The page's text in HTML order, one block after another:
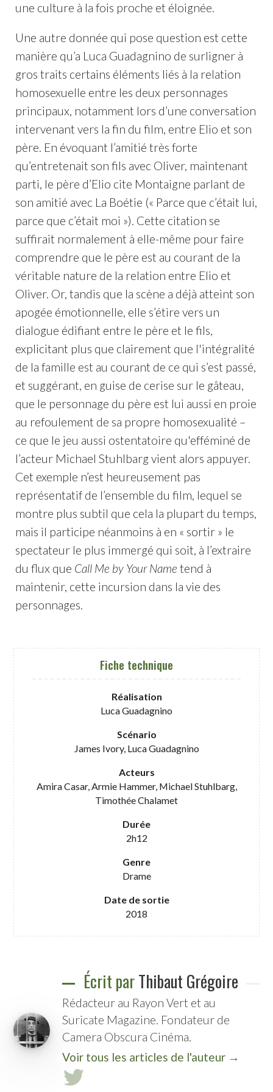
Fiche technique
Réalisation
Luca Guadagnino
Scénario
James Ivory, Luca Guadagnino
Acteurs
Amira Casar, Armie Hammer, Michael Stuhlbarg,
Timothée Chalamet
Durée
2h12
Genre
Drame
Date de sortie
2018
une culture à la fois proche et éloignée.
Une autre donnée qui pose question est cette
manière qu’a Luca Guadagnino de surligner à
gros traits certains éléments liés à la relation
homosexuelle entre les deux personnages
principaux, notamment lors d’une conversation
intervenant vers la fin du film, entre Elio et son
père. En évoquant l’amitié très forte
qu’entretenait son fils avec Oliver, maintenant
parti, le père d’Elio cite Montaigne parlant de
son amitié avec La Boétie (« Parce que c’était lui,
parce que c’était moi »). Cette citation se
suffirait normalement à elle-même pour faire
comprendre que le père est au courant de la
véritable nature de la relation entre Elio et
Oliver. Or, tandis que la scène a déjà atteint son
apogée émotionnelle, elle s’étire vers un
dialogue édifiant entre le père et le fils,
explicitant plus que clairement que l'intégralité
de la famille est au courant de ce qui s’est passé,
et suggérant, en guise de cerise sur le gâteau,
que le personnage du père est lui aussi en proie
au refoulement de sa propre homosexualité –
ce que le jeu aussi ostentatoire qu'efféminé de
l’acteur Michael Stuhlbarg vient alors appuyer.
Cet exemple n’est heureusement pas
représentatif de l’ensemble du film, lequel se
montre plus subtil que cela la plupart du temps,
mais il participe néanmoins à en « sortir » le
spectateur le plus immergé qui soit, à l’extraire
du flux que Call Me by Your Name tend à
maintenir, cette incursion dans la vie des
personnages.
Écrit parThibaut Grégoire
Rédacteur au Rayon Vert et au
Suricate Magazine. Fondateur de
Camera Obscura Cinéma.
Voir tous les articles de l'auteur →